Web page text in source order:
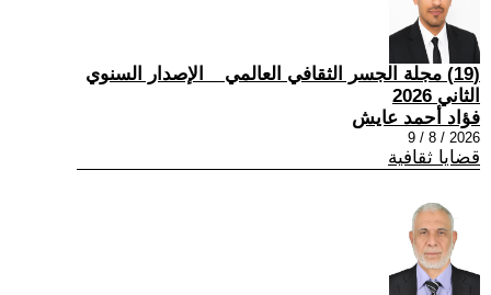
(19) مجلة الجسر الثقافي العالمي _ الإصدار السنوي
الثاني 2026
فؤاد أحمد عايش
2026 / 8 / 9
قضايا ثقافية